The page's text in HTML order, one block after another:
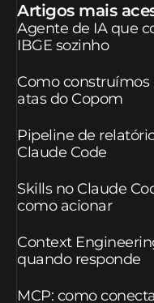
Artigos mais
Agente de IA que
IBGE sozinho
Como
atas do Copom
Pipeline de
Claude Code
Skills no Claude
como acionar
Context
quando responde
MCP: como